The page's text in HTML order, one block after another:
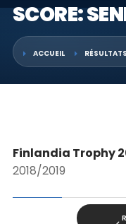
SCORE:
ACCUEIL RÉSULTATS
Finlandia Trophy
2018/2019